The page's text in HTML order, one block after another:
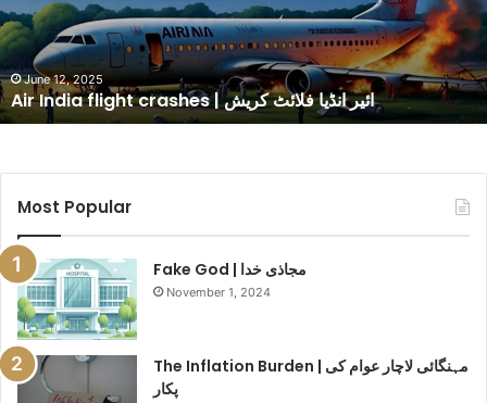
d
i
a
f
l
i
h
a
s
s
|
June 12, 2025
Air India flight crashes | ائیر انڈیا فلائٹ کریش
Most Popular
Fake God | مجاذی خدا
November 1, 2024
The Inflation Burden | مہنگائی لاچار عوام کی
پکار